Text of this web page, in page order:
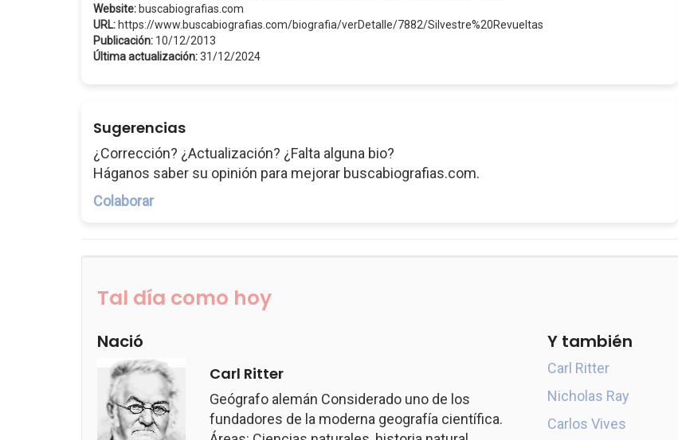
Website: buscabiografias.com
URL: https://www.buscabiografias.com/biografia/verDetalle/7882/Silvestre%20Revueltas
Publicación: 10/12/2013
Última actualización:31/12/2024
Sugerencias
¿Corrección? ¿Actualización? ¿Falta alguna bio?
Háganos saber su opinión para mejorar buscabiografias.com.
Colaborar
Tal día como hoy
Nació
Carl Ritter
Geógrafo alemán Considerado uno de los
fundadores de la moderna geografía científica.
Y también
Carl Ritter
Nicholas Ray
Carlos Vives